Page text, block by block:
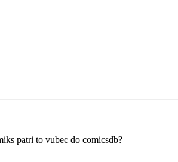
patri to vubec do comicsdb?